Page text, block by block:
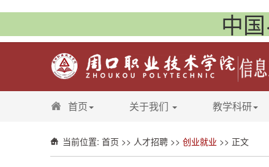
中
首页 关于我们 教学科研
当前位置: 首页 >> 人才招聘 >> 创业就业 >> 正文